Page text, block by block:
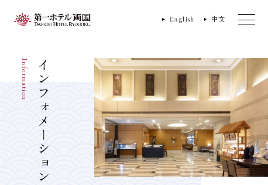
English 中文
インフォメーション
Information